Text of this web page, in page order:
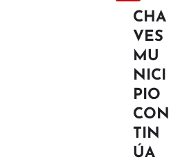
CHA
VES
MU
NICI
PIO
CON
TIN
ÚA